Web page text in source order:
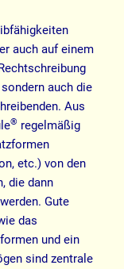
auch auf einem
auch die
Aus
® regelmäßig
etc.) von den
die dann
Gute
das
und ein
sind zentrale